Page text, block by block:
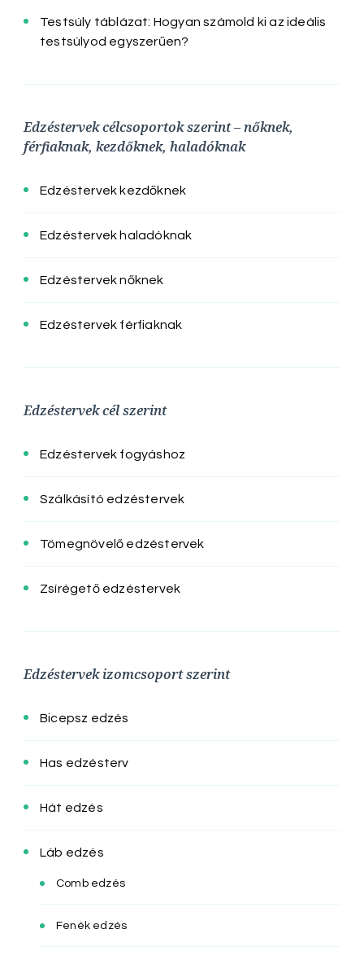
Testsúly táblázat: Hogyan számold ki az ideális
testsúlyod egyszerűen?
Edzéstervek célcsoportok szerint – nőknek,
férfiaknak, kezdőknek, haladóknak
Edzéstervek kezdőknek
Edzéstervek haladóknak
Edzéstervek nőknek
Edzéstervek férfiaknak
Edzéstervek cél szerint
Edzéstervek fogyáshoz
Szálkásító edzéstervek
Tömegnövelő edzéstervek
Zsírégető edzéstervek
Edzéstervek izomcsoport szerint
Bicepsz edzés
Has edzésterv
Hát edzés
Láb edzés
Comb edzés
Fenék edzés